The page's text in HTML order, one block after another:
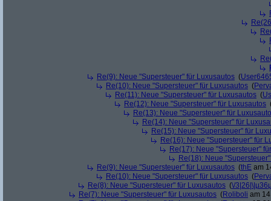
Re(9): Neue "Supersteuer" für Luxusautos (
Re(10): Neue "Supersteuer" für Luxusautos (
Re(11): Neue "Supersteuer" für Luxusautos (
Re(12): Neue "Supersteuer" für Luxusautos
Re(13): Neue "Supersteuer" für
Re(14): Neue "Supersteuer" für
Re(15): Neue "Supersteuer" für
Re(16): Neue "Supersteuer" für
Re(17): Neue "Supersteuer"
Re(18): Neue
Re(9): Neue "Supersteuer" für Luxusautos (thE am
Re(10): Neue "Supersteuer" für Luxusautos (
Re(8): Neue "Supersteuer" für Luxusautos (\/
Re(7): Neue "Supersteuer" für Luxusautos (Roliboli am